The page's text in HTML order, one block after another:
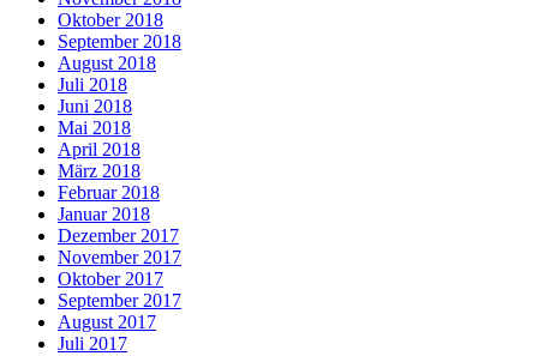
Oktober 2018
September 2018
August 2018
Juli 2018
Juni 2018
Mai 2018
April 2018
März 2018
Februar 2018
Januar 2018
Dezember 2017
November 2017
Oktober 2017
September 2017
August 2017
Juli 2017